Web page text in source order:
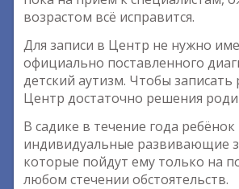
возрастом всё исправится.
Для записи в Центр не нужно
официально поставленного
детский аутизм. Чтобы записать
Центр достаточно решения
В садике в течение года ребёнок
индивидуальные развивающие
которые пойдут ему только на
любом стечении обстоятельств.